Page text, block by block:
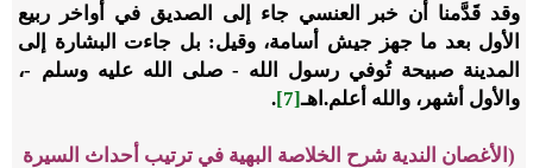
وقد قَدَّمنا أن خبر العنسي جاء إلى الصديق في أواخر ربيع
الأول بعد ما جهز جيش أسامة، وقيل: بل جاءت البشارة إلى
المدينة صبيحة تُوفي رسول الله - صلى الله عليه وسلم -،
والأول أشهر، والله أعلم.اهـ[7]
.
(الأغصان الندية شرح الخلاصة البهية في ترتيب أحداث السيرة